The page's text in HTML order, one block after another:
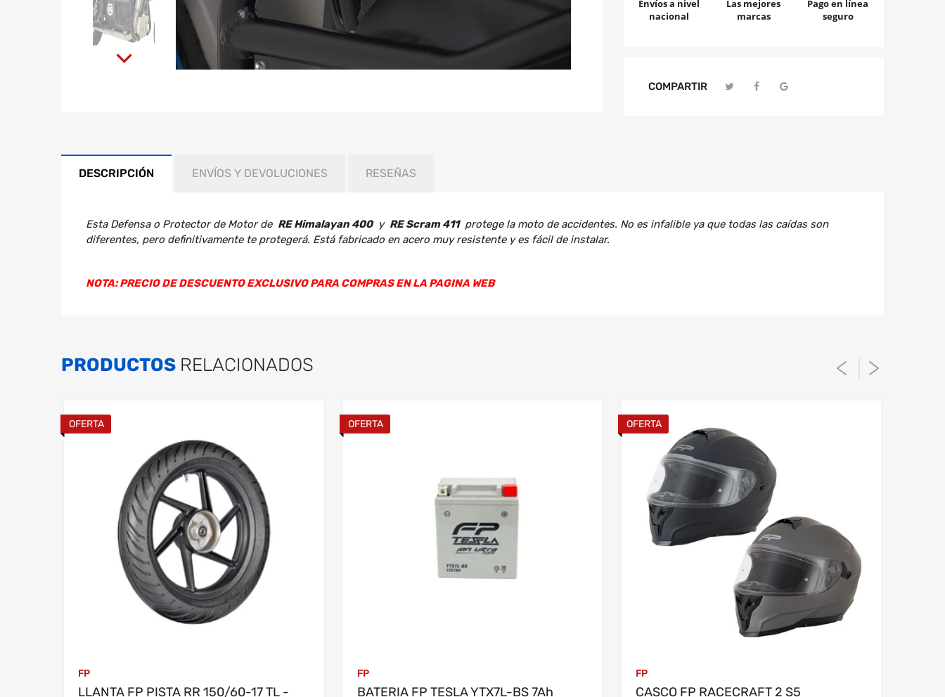
Envíos a nivel
nacional
Las mejores
marcas
Pago en línea
seguro
COMPARTIR
DESCRIPCIÓN ENVÍOS Y DEVOLUCIONES RESEÑAS
Esta Defensa o Protector de Motor de RE Himalayan 400y RE Scram 411protege la moto de accidentes. No es infalible ya que todas las caídas son
diferentes, pero definitivamente te protegerá. Está fabricado en acero muy resistente y es fácil de instalar.
NOTA: PRECIO DE DESCUENTO EXCLUSIVO PARA COMPRAS EN LA PAGINA WEB
NOTA: PRECIO DE DESCUENTO EXCLUSIVO PARA COMPRAS EN LA PAGINA WEB
una vez verificado el pago.
El plazo de entrega es de hasta 24 horas una vez verificado el pago
PRODUCTOS RELACIONADOS
OFERTA
FP
LLANTA FP PISTA RR 150/60-17 TL -
OFERTA
FP
BATERIA FP TESLA YTX7L-BS 7Ah
OFERTA
FP
CASCO FP RACECRAFT 2 S5